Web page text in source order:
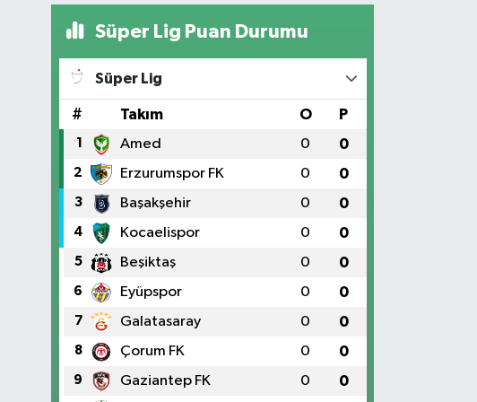
Süper Lig Puan Durumu
Süper Lig
# Takım O P
1 Amed 0 0
2 Erzurumspor FK 0 0
3 Başakşehir 0 0
4 Kocaelispor 0 0
5 Beşiktaş 0 0
6 Eyüpspor 0 0
7 Galatasaray 0 0
8 Çorum FK 0 0
9 Gaziantep FK 0 0